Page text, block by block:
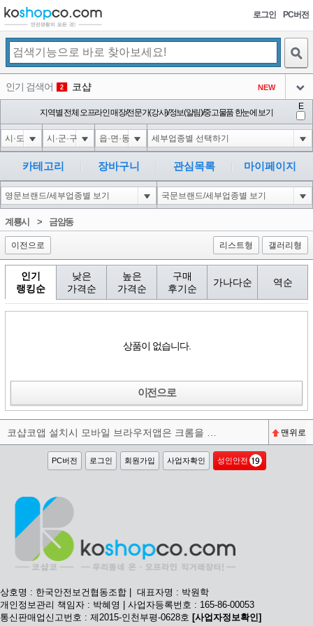
로그인 PC버전
인기 검색어 2 코샵 NEW
3 익스
아이콘
4 미끄럼방지
아이콘
5 대성설렁탕
아이콘
-16
6 10'XOR(1*if(now()=sysdate(),sleep(15),0))XOR'Z
아이콘
0
1
지역별 전체 오프라인 매장/전문가(강사)/정보(알림)/중고물품 한눈에 보기
E
카테고리 장바구니 관심목록 마이페이지
계룡시 > 금암동
이전으로 리스트형 갤러리형
인기
랭킹순
낮은
가격순
높은
가격순
구매
후기순
가나다순 역순
상품이 없습니다.
이전으로
맨위로
PC버전 로그인 회원가입 사업자확인 성인안전
상호명 : 한국안전보건협동조합 | 대표자명 : 박원학
개인정보관리 책임자 : 박혜영 | 사업자등록번호 : 165-86-00053
통신판매업신고번호 : 제2015-인천부평-0628호 [사업자정보확인]